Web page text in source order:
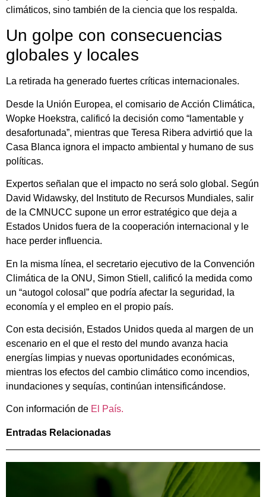
climáticos, sino también de la ciencia que los respalda.
Un golpe con consecuencias
globales y locales
La retirada ha generado fuertes críticas internacionales.
Desde la Unión Europea, el comisario de Acción Climática,
Wopke Hoekstra, calificó la decisión como “lamentable y
desafortunada”, mientras que Teresa Ribera advirtió que la
Casa Blanca ignora el impacto ambiental y humano de sus
políticas.
Expertos señalan que el impacto no será solo global. Según
David Widawsky, del Instituto de Recursos Mundiales, salir
de la CMNUCC supone un error estratégico que deja a
Estados Unidos fuera de la cooperación internacional y le
hace perder influencia.
En la misma línea, el secretario ejecutivo de la Convención
Climática de la ONU, Simon Stiell, calificó la medida como
un “autogol colosal” que podría afectar la seguridad, la
economía y el empleo en el propio país.
Con esta decisión, Estados Unidos queda al margen de un
escenario en el que el resto del mundo avanza hacia
energías limpias y nuevas oportunidades económicas,
mientras los efectos del cambio climático como incendios,
inundaciones y sequías, continúan intensificándose.
Con información de El País.
Entradas Relacionadas